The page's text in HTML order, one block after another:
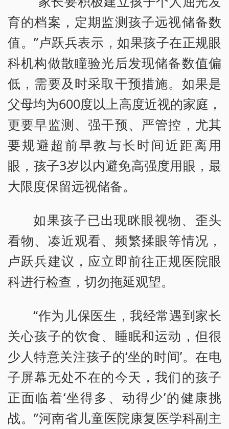
育的档案，定期监测孩子远视储备数
值。”卢跃兵表示，如果孩子在正规眼
科机构做散瞳验光后发现储备数值偏
低，需要及时采取干预措施。如果是
父母均为600度以上高度近视的家庭，
更要早监测、强干预、严管控，尤其
要规避超前早教与长时间近距离用
眼，孩子3岁以内避免高强度用眼，最
大限度保留远视储备。
如果孩子已出现眯眼视物、歪头
看物、凑近观看、频繁揉眼等情况，
卢跃兵建议，应立即前往正规医院眼
科进行检查，切勿拖延观望。
“作为儿保医生，我经常遇到家长
关心孩子的饮食、睡眠和运动，但很
少人特意关注孩子的‘坐的时间’。在电
子屏幕无处不在的今天，我们的孩子
正面临着‘坐得多、动得少’的健康挑
战。”河南省儿童医院康复医学科副主